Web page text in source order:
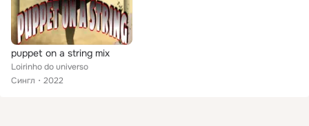
puppet on a string mix
Loirinho do universo
Сингл
2022